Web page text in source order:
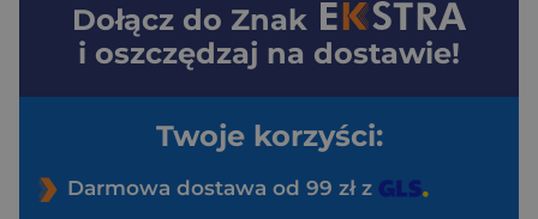
Dołącz do Znak
i oszczędzaj na dostawie!
Twoje korzyści:
Darmowa dostawa od 99 zł z